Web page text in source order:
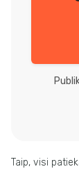
Taip, visi